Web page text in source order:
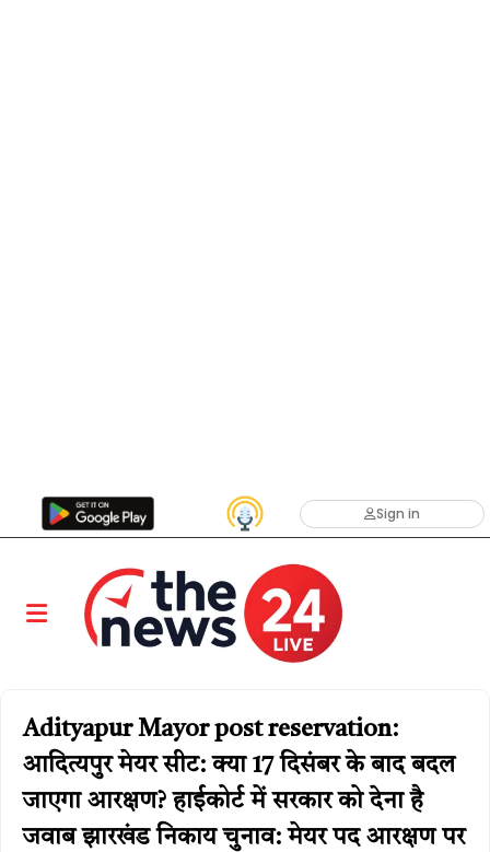
Sign in
Adityapur Mayor post reservation:
आदित्यपुर मेयर सीट: क्या 17 दिसंबर के बाद बदल
जाएगा आरक्षण? हाईकोर्ट में सरकार को देना है
जवाब झारखंड निकाय चुनाव: मेयर पद आरक्षण पर